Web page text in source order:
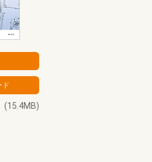
(15.4MB)